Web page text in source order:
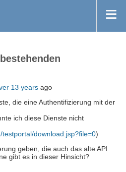
13 years ago
die eine Authentifizierung mit der
ich diese Dienste nicht
testportal/download.jsp?file=0)
geben, die auch das alte API
gibt es in dieser Hinsicht?